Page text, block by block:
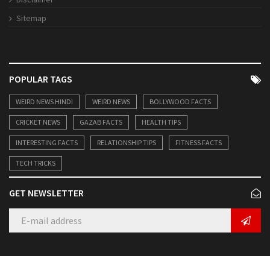
Sitemap
POPULAR TAGS
WEIRD NEWS HINDI WEIRD NEWS BOLLYWOOD FACTS
CRICKET NEWS GAZAB FACTS HEALTH TIPS
INTERESTING FACTS RELATIONSHIP TIPS FITNESS FACTS
TECH TRICKS
GET NEWSLETTER